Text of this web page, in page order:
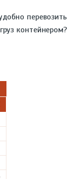
перевозить
груз контейнером?